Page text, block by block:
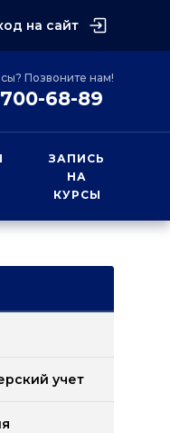
на сайт
Позвоните нам!
68-89
ЗАПИСЬ
НА
КУРСЫ
учет